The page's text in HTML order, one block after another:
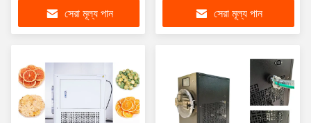
সেরা মূল্য পান সেরা মূল্য পান